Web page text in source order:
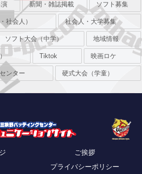
新聞・雑誌掲載 ソフト募集
社会人） 社会人・大学募集
ソフト大会（中学） 地域情報
Tiktok 映画ロケ
ンター 硬式大会（学童）
ご挨拶
プライバシーポリシー